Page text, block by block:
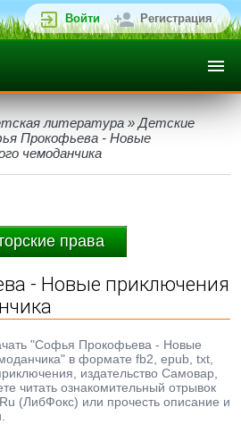
Войти Регистрация
литература » Детские
Прокофьева - Новые
чемоданчика
права
- Новые приключения
"Софья Прокофьева - Новые
в формате fb2, epub, txt,
издательство Самовар,
читать ознакомительный отрывок
(ЛибФокс) или прочесть описание и